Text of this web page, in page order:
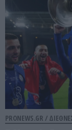
PRONEWS.GR /